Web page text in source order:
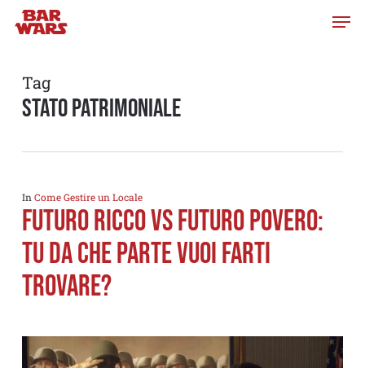
Skip
content
Tag
stato patrimoniale
In Come Gestire un Locale
Futuro ricco vs futuro povero:
tu da che parte vuoi farti
trovare?